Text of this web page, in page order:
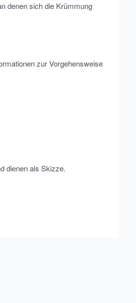
denen sich die Krümmung
zur Vorgehensweise
dienen als Skizze.